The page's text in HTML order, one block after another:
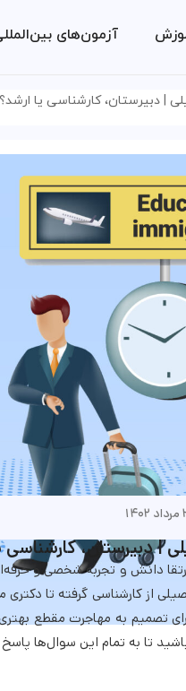
آزمون‌های
| دبیرستان، کارشناسی یا ارشد؟
| دبیرستان، کارشناسی
دانش و تجربه شخصی و
از کارشناسی گرفته تا
تصمیم به مهاجرت مقطع
تا به تمام این سوال‌ها